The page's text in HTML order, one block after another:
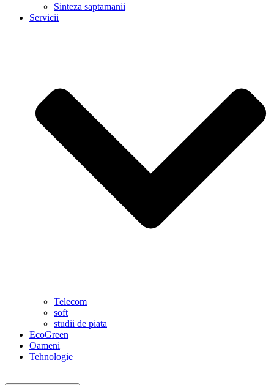
Sinteza saptamanii
Servicii
Telecom
soft
studii de piata
EcoGreen
Oameni
Tehnologie